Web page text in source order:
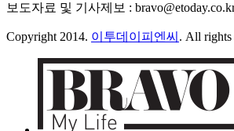
보도자료 및 기사제보 :
Copyright 2014. 이투데이피엔씨 . All rights